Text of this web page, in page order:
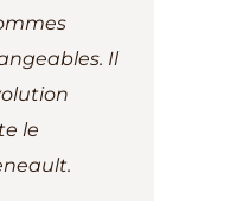
Il
le